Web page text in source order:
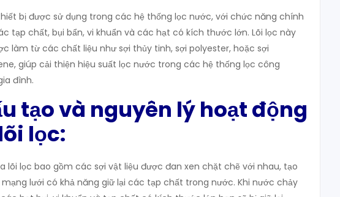
bị được sử dụng trong các hệ thống lọc nước, với chức năng chính
tạp chất, bụi bẩn, vi khuẩn và các hạt có kích thước lớn. Lõi lọc này
làm từ các chất liệu như sợi thủy tinh, sợi polyester, hoặc sợi
giúp cải thiện hiệu suất lọc nước trong các hệ thống lọc công
đình.
tạo và nguyên lý hoạt động
lọc:
lõi lọc bao gồm các sợi vật liệu được đan xen chặt chẽ với nhau, tạo
lưới có khả năng giữ lại các tạp chất trong nước. Khi nước chảy